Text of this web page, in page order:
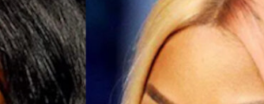
GALLERY
LOGIN